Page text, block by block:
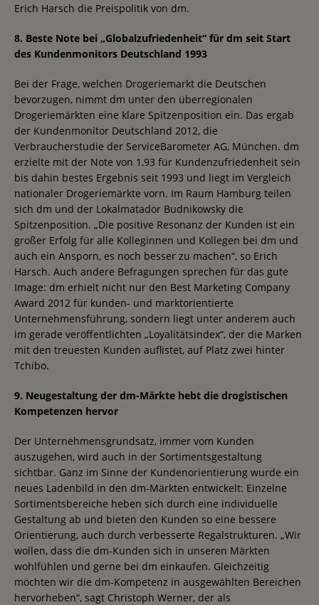
Erich Harsch die Preispolitik von dm.
8. Beste Note bei „Globalzufriedenheit“ für dm seit Start
des Kundenmonitors Deutschland 1993
Bei der Frage, welchen Drogeriemarkt die Deutschen
bevorzugen, nimmt dm unter den überregionalen
Drogeriemärkten eine klare Spitzenposition ein. Das ergab
der Kundenmonitor Deutschland 2012, die
Verbraucherstudie der ServiceBarometer AG, München. dm
erzielte mit der Note von 1,93 für Kundenzufriedenheit sein
bis dahin bestes Ergebnis seit 1993 und liegt im Vergleich
nationaler Drogeriemärkte vorn. Im Raum Hamburg teilen
sich dm und der Lokalmatador Budnikowsky die
Spitzenposition. „Die positive Resonanz der Kunden ist ein
großer Erfolg für alle Kolleginnen und Kollegen bei dm und
auch ein Ansporn, es noch besser zu machen“, so Erich
Harsch. Auch andere Befragungen sprechen für das gute
Image: dm erhielt nicht nur den Best Marketing Company
Award 2012 für kunden- und marktorientierte
Unternehmensführung, sondern liegt unter anderem auch
im gerade veröffentlichten „Loyalitätsindex“, der die Marken
mit den treuesten Kunden auflistet, auf Platz zwei hinter
Tchibo.
9. Neugestaltung der dm-Märkte hebt die drogistischen
Kompetenzen hervor
Der Unternehmensgrundsatz, immer vom Kunden
auszugehen, wird auch in der Sortimentsgestaltung
sichtbar. Ganz im Sinne der Kundenorientierung wurde ein
neues Ladenbild in den dm-Märkten entwickelt: Einzelne
Sortimentsbereiche heben sich durch eine individuelle
Gestaltung ab und bieten den Kunden so eine bessere
Orientierung, auch durch verbesserte Regalstrukturen. „Wir
wollen, dass die dm-Kunden sich in unseren Märkten
wohlfühlen und gerne bei dm einkaufen. Gleichzeitig
möchten wir die dm-Kompetenz in ausgewählten Bereichen
hervorheben“, sagt Christoph Werner, der als